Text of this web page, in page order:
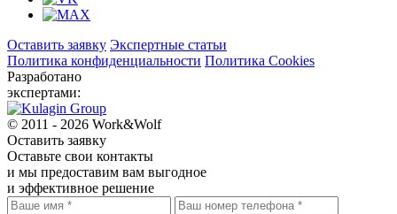
Оставить заявку Экспертные статьи
Политика конфиденциальности Политика Cookies
Разработано
экспертами:
© 2011 - 2026 Work&Wolf
Оставить заявку
Оставьте свои контакты
и мы предоставим вам выгодное
и эффективное решение